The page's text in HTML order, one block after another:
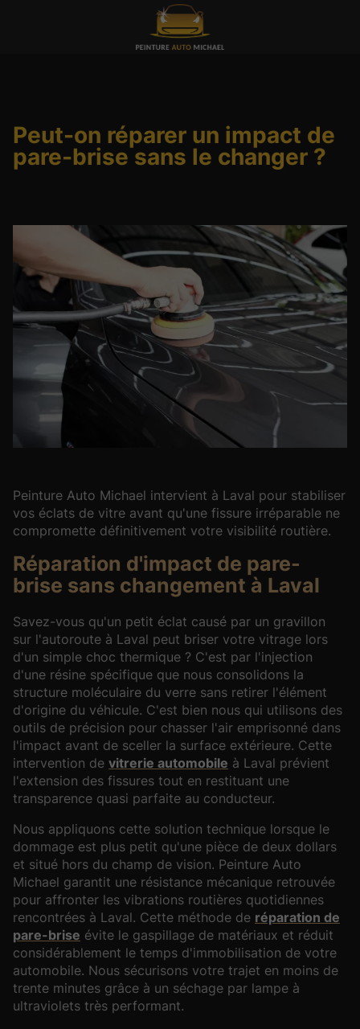
Peut-on réparer un impact de
pare-brise sans le changer ?
Peinture Auto Michael intervient à Laval pour stabiliser
vos éclats de vitre avant qu'une fissure irréparable ne
compromette définitivement votre visibilité routière.
Réparation d'impact de pare-
brise sans changement à Laval
Savez-vous qu'un petit éclat causé par un gravillon
sur l'autoroute à Laval peut briser votre vitrage lors
d'un simple choc thermique ? C'est par l'injection
d'une résine spécifique que nous consolidons la
structure moléculaire du verre sans retirer l'élément
d'origine du véhicule. C'est bien nous qui utilisons des
outils de précision pour chasser l'air emprisonné dans
l'impact avant de sceller la surface extérieure. Cette
intervention de vitrerie automobile à Laval prévient
l'extension des fissures tout en restituant une
transparence quasi parfaite au conducteur.
Nous appliquons cette solution technique lorsque le
dommage est plus petit qu'une pièce de deux dollars
et situé hors du champ de vision. Peinture Auto
Michael garantit une résistance mécanique retrouvée
pour affronter les vibrations routières quotidiennes
rencontrées à Laval. Cette méthode de réparation de
pare-brise évite le gaspillage de matériaux et réduit
considérablement le temps d'immobilisation de votre
automobile. Nous sécurisons votre trajet en moins de
trente minutes grâce à un séchage par lampe à
ultraviolets très performant.